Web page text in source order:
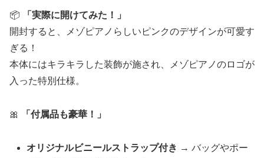
📦
「実際に開けてみた！」
開封すると、メゾピアノらしいピンクのデザインが可愛す
ぎる！
本体にはキラキラした装飾が施され、メゾピアノのロゴが
入った特別仕様。
🎀 「付属品も豪華！」
オリジナルビニールストラップ付き → バッグやポー